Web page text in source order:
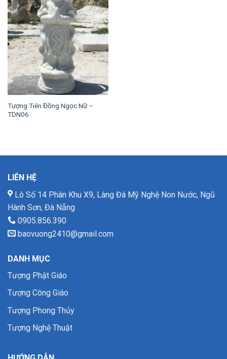
Tượng Tiên Đồng Ngọc Nữ –
TDN06
LIÊN HỆ
Lô Số 14 Phân Khu X9, Làng Đá Mỹ Nghệ Non Nước, Ngũ
Hành Sơn, Đà Nẵng
0905.856.390
baovuong2410@gmail.com
DANH MỤC
Tượng Phật Giáo
Tượng Công Giáo
Tượng Phong Thủy
Tượng Nghệ Thuật